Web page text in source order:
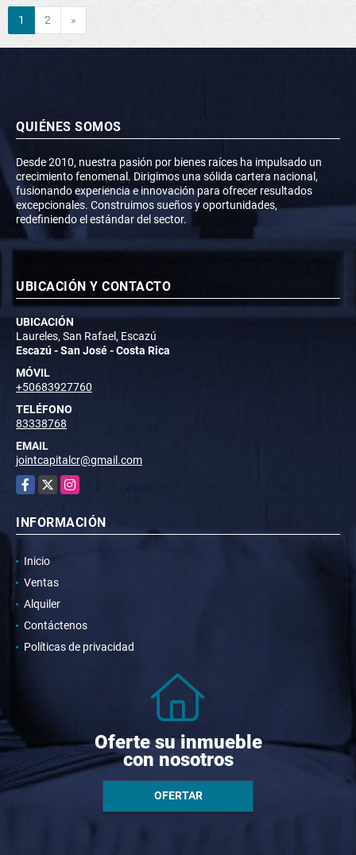
1 2 »
QUIÉNES SOMOS
Desde 2010, nuestra pasión por bienes raíces ha impulsado un
crecimiento fenomenal. Dirigimos una sólida cartera nacional,
fusionando experiencia e innovación para ofrecer resultados
excepcionales. Construimos sueños y oportunidades,
redefiniendo el estándar del sector.
UBICACIÓN Y CONTACTO
UBICACIÓN
Laureles, San Rafael, Escazú
Escazú - San José - Costa Rica
MÓVIL
+50683927760
TELÉFONO
83338768
EMAIL
jointcapitalcr@gmail.com
Facebook
X Instagram
INFORMACIÓN
Inicio
Ventas
Alquiler
Contáctenos
Políticas de privacidad
Oferte su inmueble
con nosotros
OFERTAR